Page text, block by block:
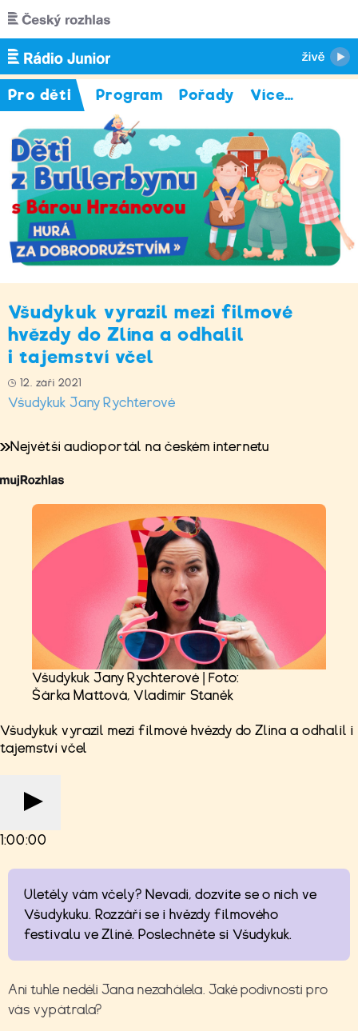
Přejít k hlavnímu obsahu
Pro děti Program Pořady Více…
Všudykuk vyrazil mezi filmové
hvězdy do Zlína a odhalil
i tajemství včel
12. září 2021
Všudykuk Jany Rychterové
Největší audioportál na českém internetu
Všudykuk Jany Rychterové | Foto:
Šárka Mattová, Vladimír Staněk
Všudykuk vyrazil mezi filmové hvězdy do Zlína a odhalil i
tajemství včel
1:00:00
Uletěly vám včely? Nevadí, dozvíte se o nich ve
Všudykuku. Rozzáří se i hvězdy filmového
festivalu ve Zlíně. Poslechněte si Všudykuk.
Ani tuhle neděli Jana nezahálela. Jaké podivnosti pro
vás vypátrala?